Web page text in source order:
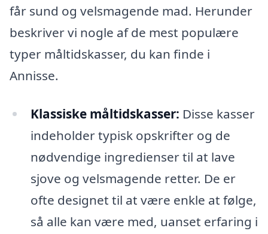
får sund og velsmagende mad. Herunder
beskriver vi nogle af de mest populære
typer måltidskasser, du kan finde i
Annisse.
Klassiske måltidskasser: Disse kasser
indeholder typisk opskrifter og de
nødvendige ingredienser til at lave
sjove og velsmagende retter. De er
ofte designet til at være enkle at følge,
så alle kan være med, uanset erfaring i